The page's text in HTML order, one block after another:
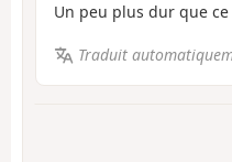
Un peu plus dur que
Traduit